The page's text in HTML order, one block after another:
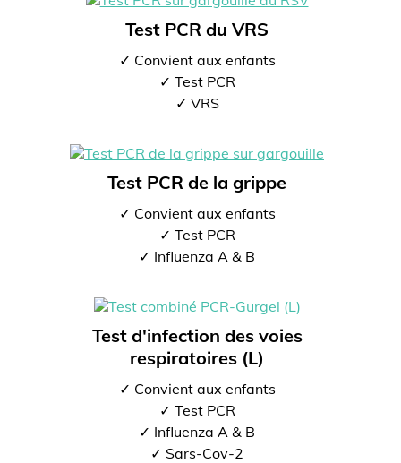
Test PCR du VRS
✓ Convient aux enfants
✓ Test PCR
✓ VRS
Test PCR de la grippe
✓ Convient aux enfants
✓ Test PCR
✓ Influenza A & B
Test d'infection des voies
respiratoires (L)
✓ Convient aux enfants
✓ Test PCR
✓ Influenza A & B
✓ Sars-Cov-2